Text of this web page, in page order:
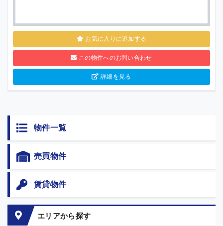
お気に入りに追加する
この物件へのお問い合わせ
詳細を見る
物件一覧
売買物件
賃貸物件
エリアから探す